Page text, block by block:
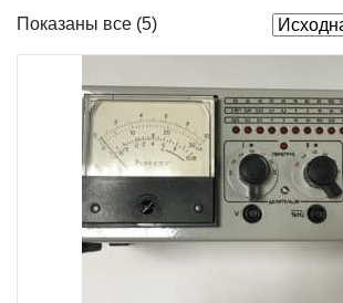
Показаны все (5)